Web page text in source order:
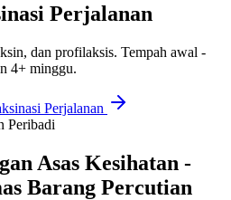
Perjalanan
dan profilaksis. Tempah awal -
4+ minggu.
Perjalanan
Peribadi
Asas Kesihatan -
Barang Percutian